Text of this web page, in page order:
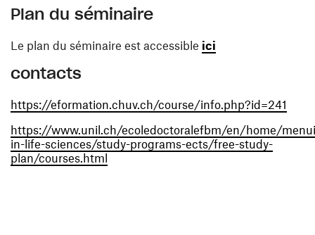
Plan du séminaire
Le plan du séminaire est accessible ici
contacts
https://eformation.chuv.ch/course/info.php?id=241
https://www.unil.ch/ecoledoctoralefbm/en/home/
in-life-sciences/study-programs-ects/free-study-
plan/courses.html